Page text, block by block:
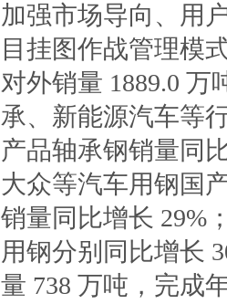
加强市场导向、用
目挂图作战管理模
对外销量 1889.0 万
承、新能源汽车等
产品轴承钢销量同
大众等汽车用钢国
销量同比增长 29%
用钢分别同比增长
量 738 万吨，完成